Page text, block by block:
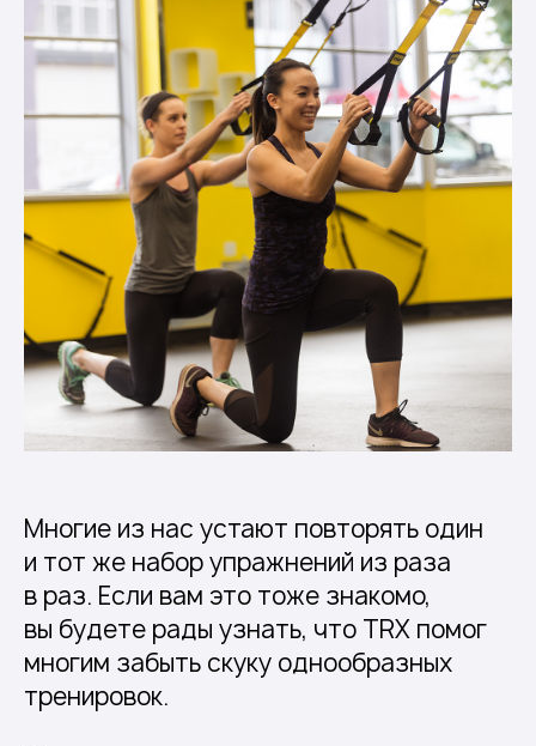
Многие из нас устают повторять один
и тот же набор упражнений из раза
в раз. Если вам это тоже знакомо,
вы будете рады узнать, что TRX помог
многим забыть скуку однообразных
тренировок.